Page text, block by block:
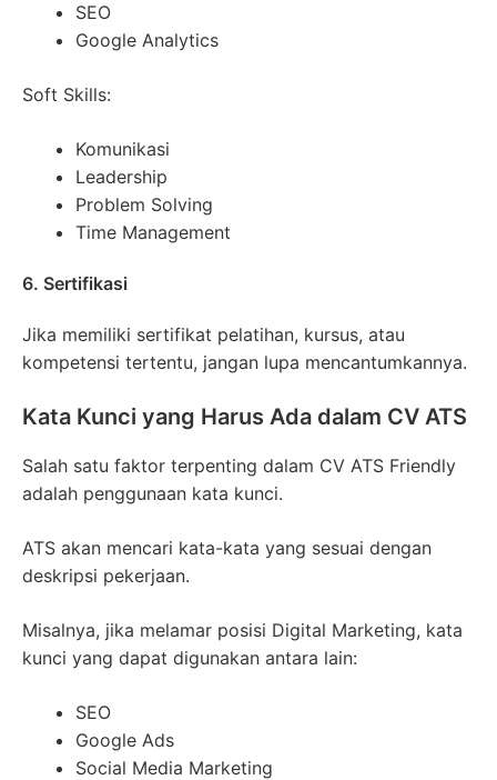
SEO
Google Analytics
Soft Skills:
Komunikasi
Leadership
Problem Solving
Time Management
6. Sertifikasi
Jika memiliki sertifikat pelatihan, kursus, atau
kompetensi tertentu, jangan lupa mencantumkannya.
Kata Kunci yang Harus Ada dalam CV ATS
Salah satu faktor terpenting dalam CV ATS Friendly
adalah penggunaan kata kunci.
ATS akan mencari kata-kata yang sesuai dengan
deskripsi pekerjaan.
Misalnya, jika melamar posisi Digital Marketing, kata
kunci yang dapat digunakan antara lain:
SEO
Google Ads
Social Media Marketing